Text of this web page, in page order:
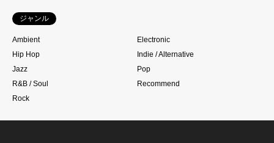
ジャンル
Ambient
Electronic
Hip Hop
Indie / Alternative
Jazz
Pop
R&B / Soul
Recommend
Rock